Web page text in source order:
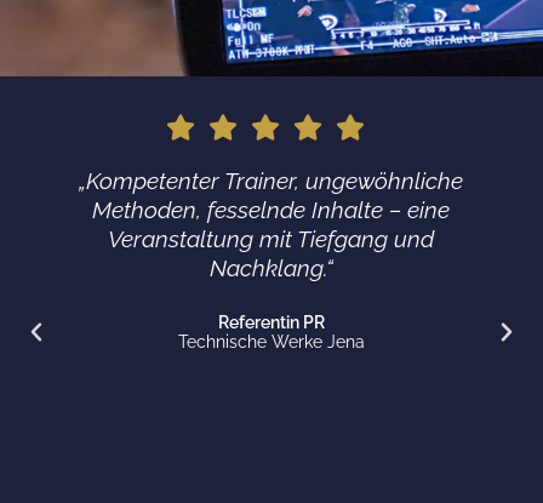
"Hats off to Mr. Abromeit. 5 stars!"
Strategy Architect, Telefonica O2 I Seminar Komplexität
reduzieren und vermitteln
„Kompetenter Trainer, ungewöhnliche
Methoden, fesselnde Inhalte – eine
Veranstaltung mit Tiefgang und
Nachklang.“
Referentin PR
Technische Werke Jena